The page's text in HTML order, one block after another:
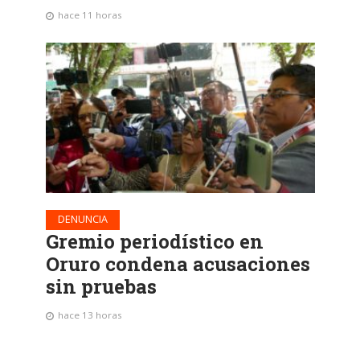
hace 11 horas
DENUNCIA
Gremio periodístico en
Oruro condena acusaciones
sin pruebas
hace 13 horas